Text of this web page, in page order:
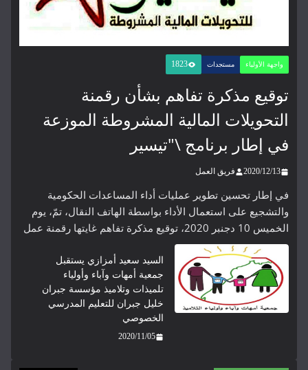
واجهة الأولياء مستجدات 1823
توقيع مذكرة تفاهم بشأن رقمنة
التحويلات المالية المشروطة الموزعة
في إطار برنامج \"تيسير
2020/12/13 فريق العمل
في إطار تحسين تطوير عمليات أداء المساعدات الحكومية
والتشجيع على استعمال الأداء بواسطة الهاتف النقال، تمّ، يوم
الخميس 10 دجنبر 2020، توقيع مذكرة تفاهم غايتها رقمنة عمل
السيد سعيد أمزازي يستقبل
جمعية أمهات وآباء وأولياء
تلميذات وتلاميذ مؤسسة جبران
خليل جبران للتعليم المدرسي
الخصوصي
2020/11/05